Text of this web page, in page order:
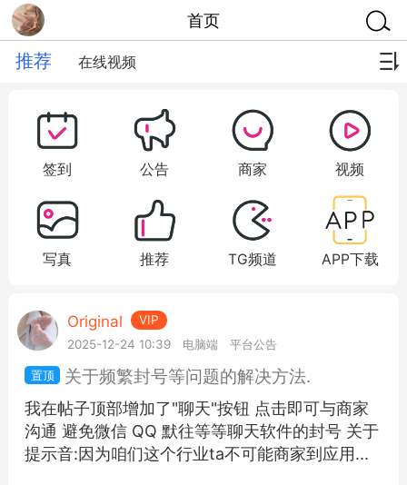
首页
推荐 在线视频
签到 公告 商家 视频
写真 推荐 TG频道 APP下载
Original
VIP
2025-12-24 10:39
电脑端 平台公告
关于频繁封号等问题的解决方法.
我在帖子顶部增加了"聊天"按钮 点击即可与商家
沟通 避免微信 QQ 默往等等聊天软件的封号 关于
提示音:因为咱们这个行业ta不可能商家到应用...